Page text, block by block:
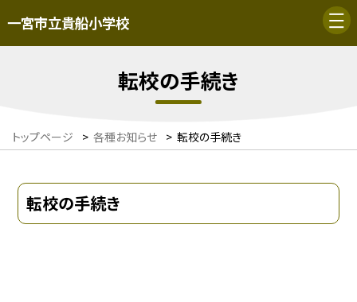
一宮市立貴船小学校
転校の手続き
トップページ > 各種お知らせ > 転校の手続き
転校の手続き